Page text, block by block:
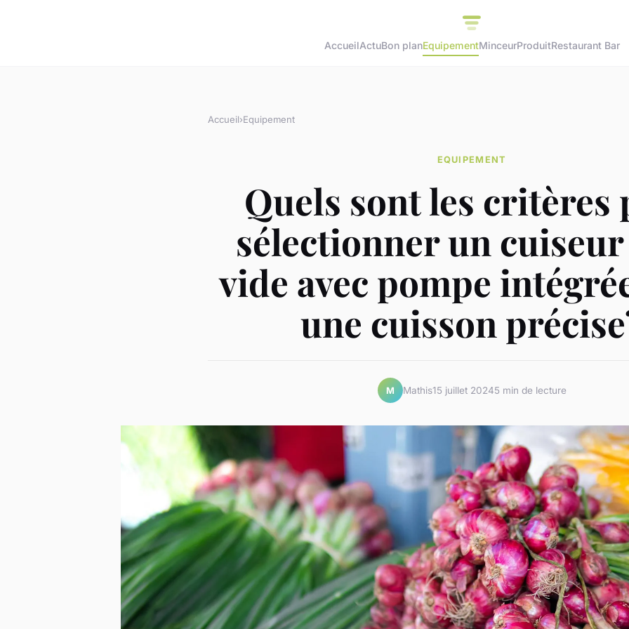
AccueilActuBon planEquipementMinceurProduitRestaurant Bar
Accueil›Equipement
EQUIPEMENT
Quels sont les critères
sélectionner un
vide avec pompe
une cuisson
M Mathis15 juillet 20245 min de lecture